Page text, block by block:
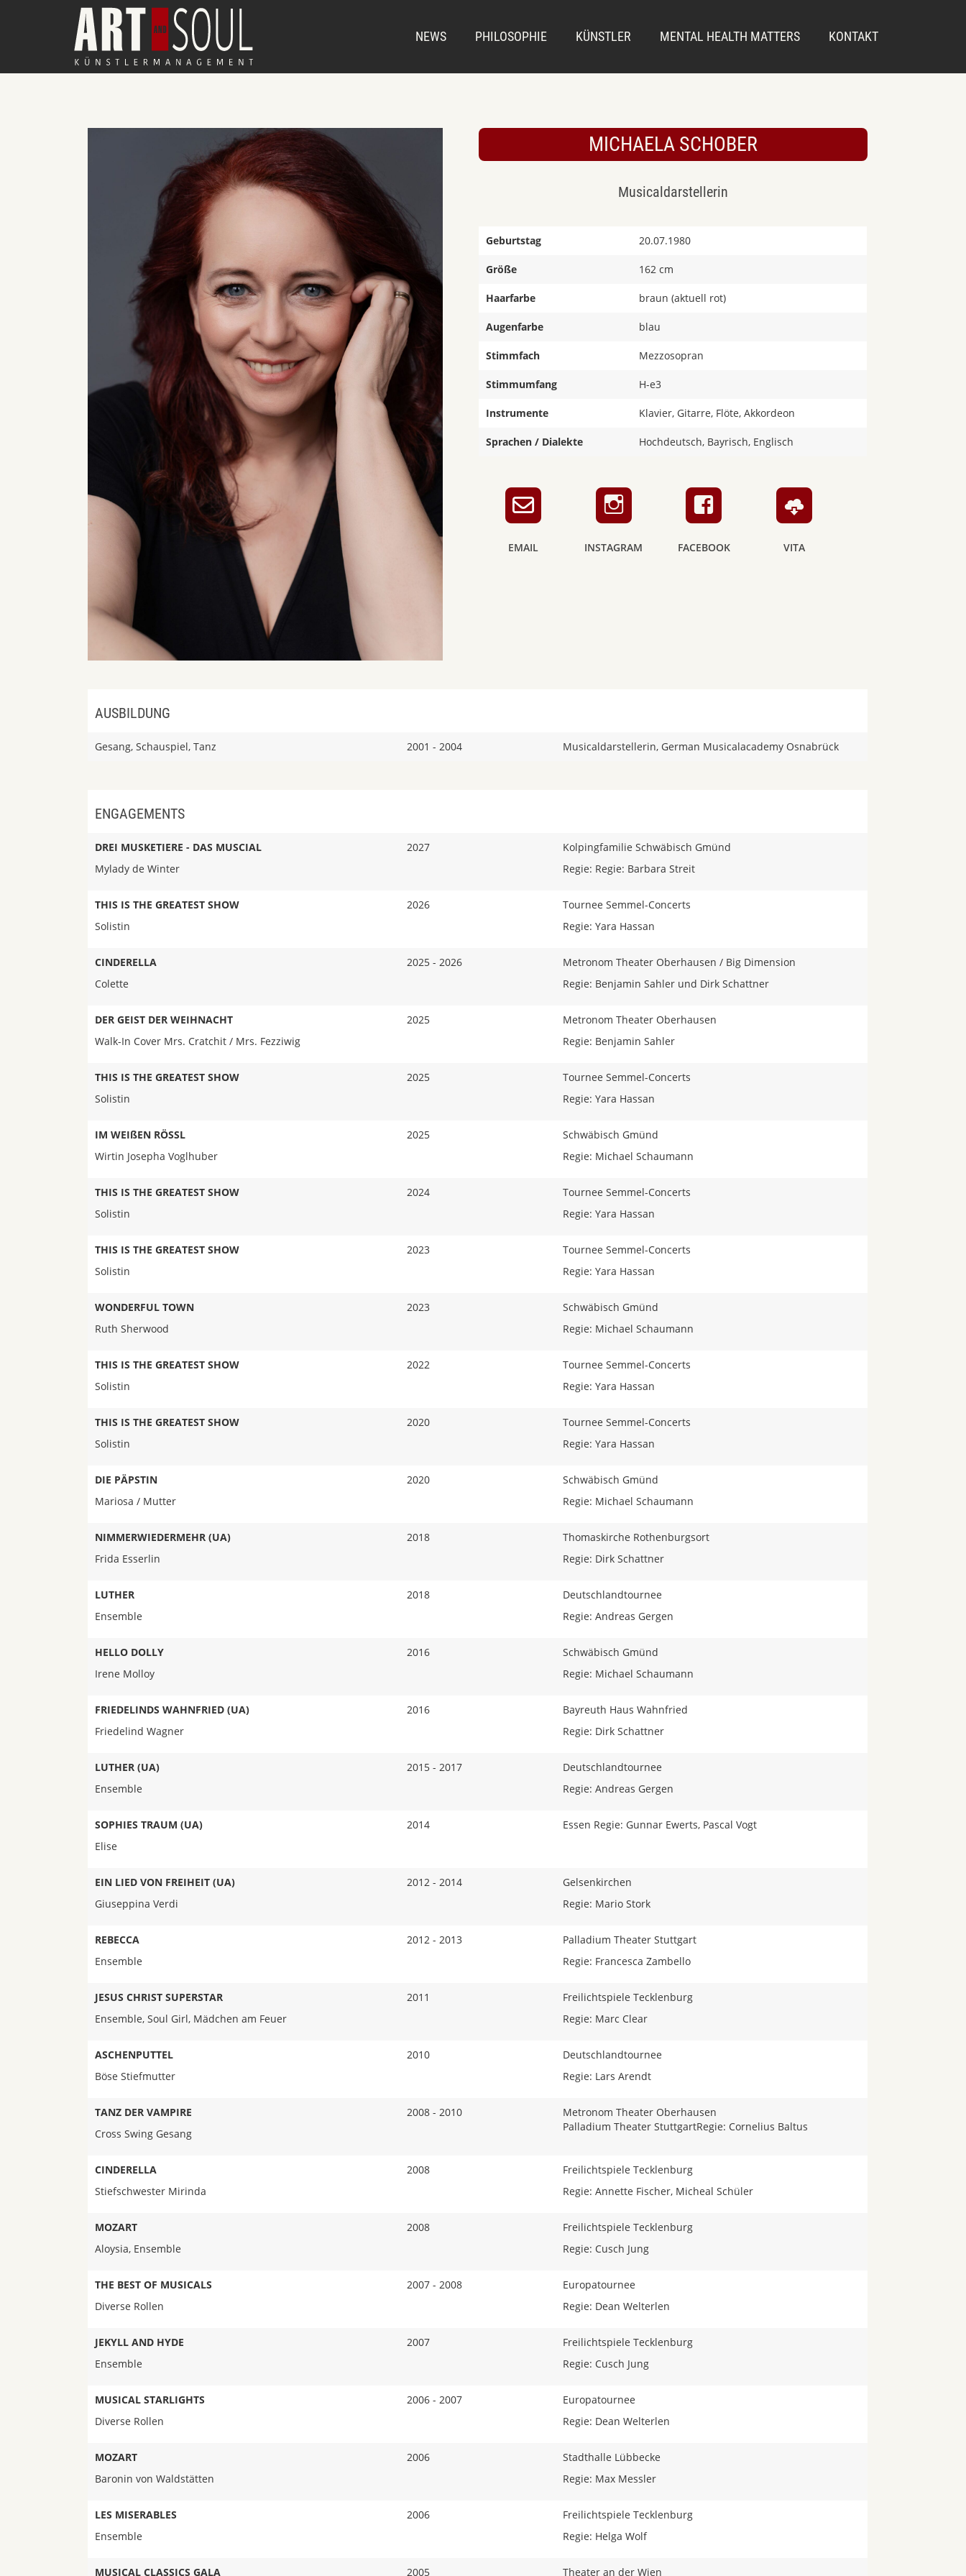
NEWS PHILOSOPHIE KÜNSTLER MENTAL HEALTH MATTERS KONTAKT
MICHAELA SCHOBER
Musicaldarstellerin
Geburtstag 20.07.1980
Größe 162 cm
Haarfarbe braun (aktuell rot)
Augenfarbe blau
Stimmfach Mezzosopran
Stimmumfang H-e3
Instrumente Klavier, Gitarre, Flöte, Akkordeon
Sprachen / Dialekte Hochdeutsch, Bayrisch, Englisch
EMAIL INSTAGRAM FACEBOOK VITA
AUSBILDUNG
Gesang, Schauspiel, Tanz 2001 - 2004 Musicaldarstellerin, German Musicalacademy Osnabrück
ENGAGEMENTS
DREI MUSKETIERE - DAS MUSCIAL
Mylady de Winter
2027
Kolpingfamilie Schwäbisch Gmünd
Regie: Regie: Barbara Streit
THIS IS THE GREATEST SHOW
Solistin
2026
Tournee Semmel-Concerts
Regie: Yara Hassan
CINDERELLA
Colette
2025 - 2026
Metronom Theater Oberhausen / Big Dimension
Regie: Benjamin Sahler und Dirk Schattner
DER GEIST DER WEIHNACHT
Walk-In Cover Mrs. Cratchit / Mrs. Fezziwig
2025
Metronom Theater Oberhausen
Regie: Benjamin Sahler
THIS IS THE GREATEST SHOW
Solistin
2025
Tournee Semmel-Concerts
Regie: Yara Hassan
IM WEIßEN RÖSSL
Wirtin Josepha Voglhuber
2025
Schwäbisch Gmünd
Regie: Michael Schaumann
THIS IS THE GREATEST SHOW
Solistin
2024
Tournee Semmel-Concerts
Regie: Yara Hassan
THIS IS THE GREATEST SHOW
Solistin
2023
Tournee Semmel-Concerts
Regie: Yara Hassan
WONDERFUL TOWN
Ruth Sherwood
2023
Schwäbisch Gmünd
Regie: Michael Schaumann
THIS IS THE GREATEST SHOW
Solistin
2022
Tournee Semmel-Concerts
Regie: Yara Hassan
THIS IS THE GREATEST SHOW
Solistin
2020
Tournee Semmel-Concerts
Regie: Yara Hassan
DIE PÄPSTIN
Mariosa / Mutter
2020
Schwäbisch Gmünd
Regie: Michael Schaumann
NIMMERWIEDERMEHR (UA)
Frida Esserlin
2018
Thomaskirche Rothenburgsort
Regie: Dirk Schattner
LUTHER
Ensemble
2018
Deutschlandtournee
Regie: Andreas Gergen
HELLO DOLLY
Irene Molloy
2016
Schwäbisch Gmünd
Regie: Michael Schaumann
FRIEDELINDS WAHNFRIED (UA)
Friedelind Wagner
2016
Bayreuth Haus Wahnfried
Regie: Dirk Schattner
LUTHER (UA)
Ensemble
2015 - 2017
Deutschlandtournee
Regie: Andreas Gergen
SOPHIES TRAUM (UA)
Elise
2014 Essen Regie: Gunnar Ewerts, Pascal Vogt
EIN LIED VON FREIHEIT (UA)
Giuseppina Verdi
2012 - 2014
Gelsenkirchen
Regie: Mario Stork
REBECCA
Ensemble
2012 - 2013
Palladium Theater Stuttgart
Regie: Francesca Zambello
JESUS CHRIST SUPERSTAR
Ensemble, Soul Girl, Mädchen am Feuer
2011
Freilichtspiele Tecklenburg
Regie: Marc Clear
ASCHENPUTTEL
Böse Stiefmutter
2010
Deutschlandtournee
Regie: Lars Arendt
TANZ DER VAMPIRE
Cross Swing Gesang
2008 - 2010
Metronom Theater Oberhausen
Palladium Theater StuttgartRegie: Cornelius Baltus
CINDERELLA
Stiefschwester Mirinda
2008
Freilichtspiele Tecklenburg
Regie: Annette Fischer, Micheal Schüler
MOZART
Aloysia, Ensemble
2008
Freilichtspiele Tecklenburg
Regie: Cusch Jung
THE BEST OF MUSICALS
Diverse Rollen
2007 - 2008
Europatournee
Regie: Dean Welterlen
JEKYLL AND HYDE
Ensemble
2007
Freilichtspiele Tecklenburg
Regie: Cusch Jung
MUSICAL STARLIGHTS
Diverse Rollen
2006 - 2007
Europatournee
Regie: Dean Welterlen
MOZART
Baronin von Waldstätten
2006
Stadthalle Lübbecke
Regie: Max Messler
LES MISERABLES
Ensemble
2006
Freilichtspiele Tecklenburg
Regie: Helga Wolf
MUSICAL CLASSICS GALA 2005 Theater an der Wien